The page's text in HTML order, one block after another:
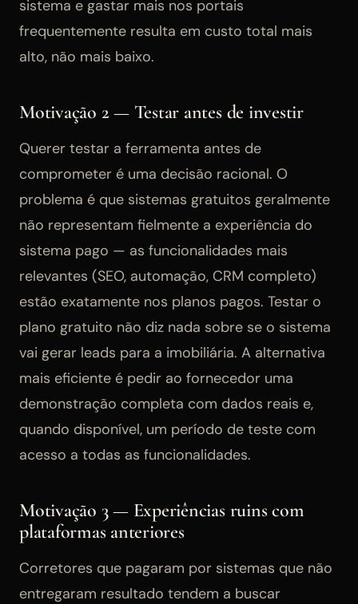
sistema e gastar mais nos portais
frequentemente resulta em custo total mais
alto, não mais baixo.
Motivação 2 — Testar antes de investir
Querer testar a ferramenta antes de
comprometer é uma decisão racional. O
problema é que sistemas gratuitos geralmente
não representam fielmente a experiência do
sistema pago — as funcionalidades mais
relevantes (SEO, automação, CRM completo)
estão exatamente nos planos pagos. Testar o
plano gratuito não diz nada sobre se o sistema
vai gerar leads para a imobiliária. A alternativa
mais eficiente é pedir ao fornecedor uma
demonstração completa com dados reais e,
quando disponível, um período de teste com
acesso a todas as funcionalidades.
Motivação 3 — Experiências ruins com
plataformas anteriores
Corretores que pagaram por sistemas que não
entregaram resultado tendem a buscar